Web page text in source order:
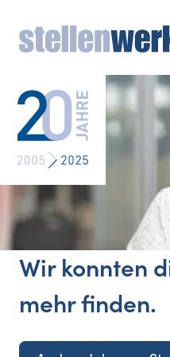
Wir konnten
mehr finden.